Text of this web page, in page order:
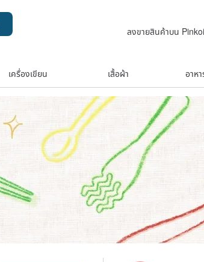
ลงขายสินค้าบน Pinkoi
เครื่องเขียน เสื้อผ้า อาห